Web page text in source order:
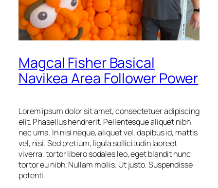
Magcal Fisher Basical
Navikea Area Follower Power
Lorem ipsum dolor sit amet, consectetuer adipiscing
elit. Phasellus hendrerit. Pellentesque aliquet nibh
nec urna. In nisi neque, aliquet vel, dapibus id, mattis
vel, nisi. Sed pretium, ligula sollicitudin laoreet
viverra, tortor libero sodales leo, eget blandit nunc
tortor eu nibh. Nullam mollis. Ut justo. Suspendisse
potenti.